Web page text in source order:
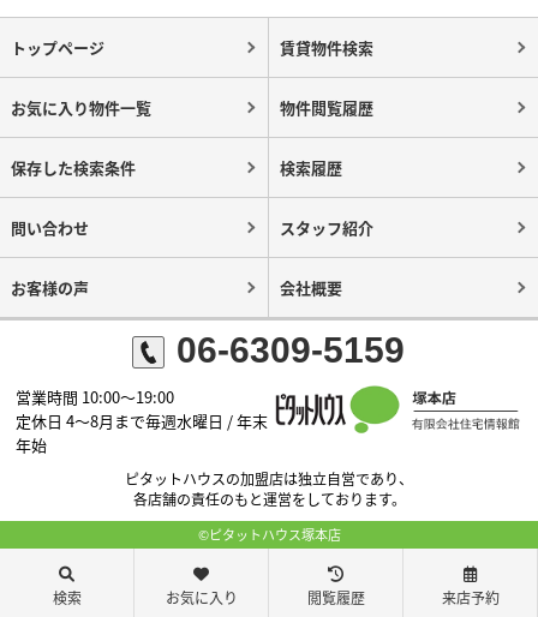
トップページ 賃貸物件検索
お気に入り物件一覧 物件閲覧履歴
保存した検索条件 検索履歴
問い合わせ スタッフ紹介
お客様の声 会社概要
06-6309-5159
営業時間 10:00～19:00
定休日 4～8月まで毎週水曜日 / 年末
年始
ピタットハウスの加盟店は独立自営であり、
各店舗の責任のもと運営をしております。
©ピタットハウス塚本店
検索 お気に入り 閲覧履歴 来店予約